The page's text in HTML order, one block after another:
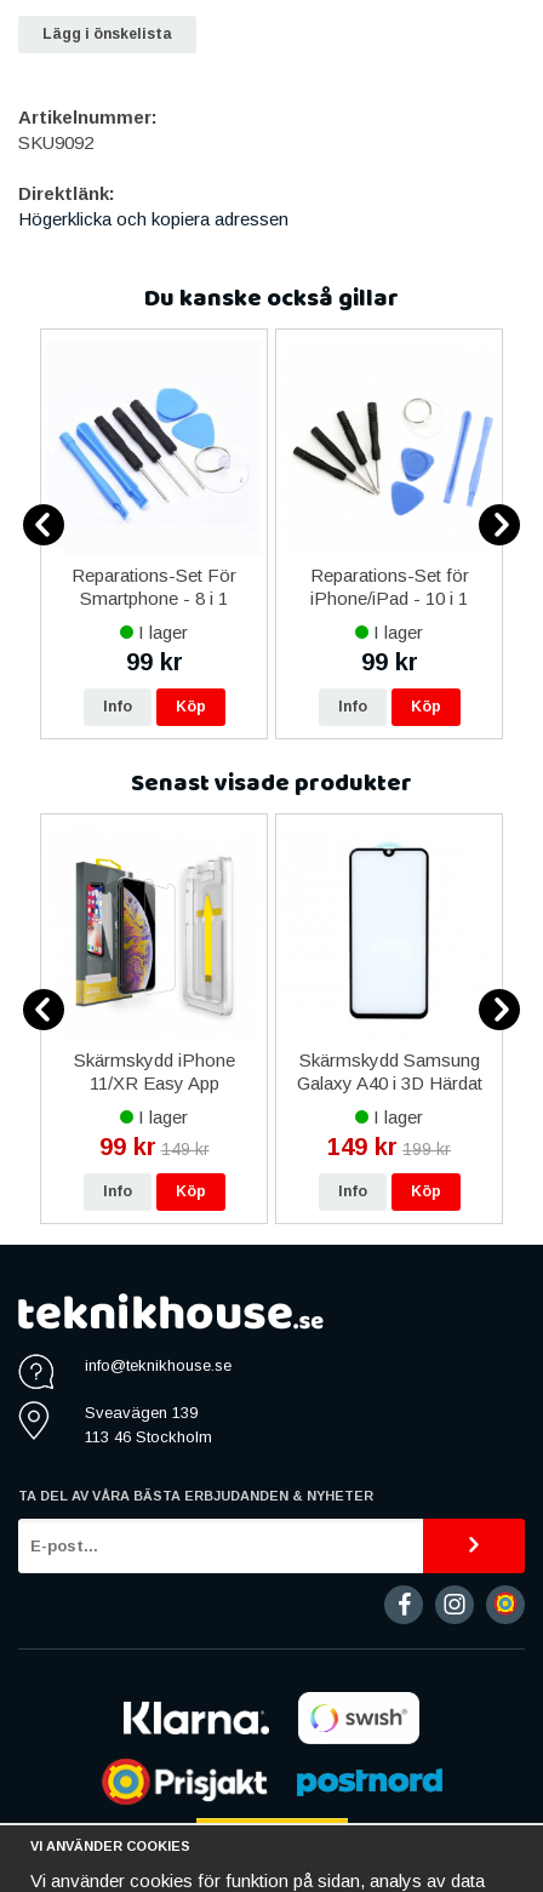
Lägg i önskelista
Artikelnummer:
SKU9092
Direktlänk:
Högerklicka och kopiera adressen
Du kanske också gillar
Reparations-Set För
Smartphone - 8 i 1
I lager
99 kr
Info Köp
Reparations-Set för
iPhone/iPad - 10 i 1
I lager
99 kr
Info Köp
Senast visade produkter
Skärmskydd iPhone
11/XR Easy App
Premium - Transparent
I lager
99 kr 149 kr
Info Köp
Skärmskydd Samsung
Galaxy A40 i 3D Härdat
Glas - Svart
I lager
149 kr 199 kr
Info Köp
info@teknikhouse.se
Sveavägen 139
113 46 Stockholm
TA DEL AV VÅRA BÄSTA ERBJUDANDEN & NYHETER
VI ANVÄNDER COOKIES
Vi använder cookies för funktion på sidan, analys av data